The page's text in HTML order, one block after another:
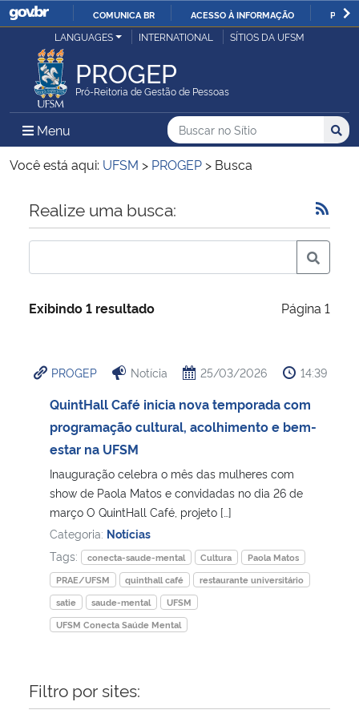
IR
COMUNICA BR ACESSO À INFORMAÇÃO
Ministério da Justiça e Segurança Pública
Ministério da Defesa
Ministério das Relações Exteriores
Ministério da Economia
Ministério da Infraestrutura
Ministério da Cidadania
Ministério de Minas e Energia
Ministério da Ciência, Tecnologia, Inovações e Comunicações
Ministério do Meio Ambiente
Ministério do Turismo
Ministério do Desenvolvimento Regional
Ministério da Mulher, da Família e dos Direitos Humanos
LANGUAGES INTERNATIONAL SÍTIOS DA UFSM
PROGEP
Pró-Reitoria de Gestão de Pessoas
Menu Menu Principal do Sítio
Busca
Buscar no no Sítio
Busca:
Você está aqui: UFSM > PROGEP > Busca
Início do conteúdo
Realize uma busca:
Exibindo 1 resultado Página 1
PROGEP Notícia 25/03/2026 14:39
QuintHall Café inicia nova temporada com
programação cultural, acolhimento e bem-
estar na UFSM
Inauguração celebra o mês das mulheres com
show de Paola Matos e convidadas no dia 26 de
março O QuintHall Café, projeto […]
Categoria: Notícias
Tags:
conecta-saude-mental Cultura
Paola Matos
PRAE/UFSM
quinthall café
restaurante universitário
satie
saude-mental
UFSM
UFSM Conecta Saúde Mental
Filtro por sites: